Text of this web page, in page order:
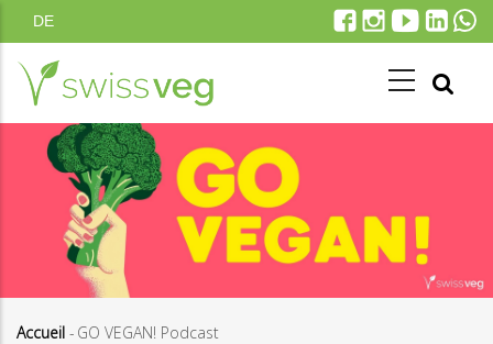
au
contenu
principal
DE
Accueil - GO VEGAN! Podcast